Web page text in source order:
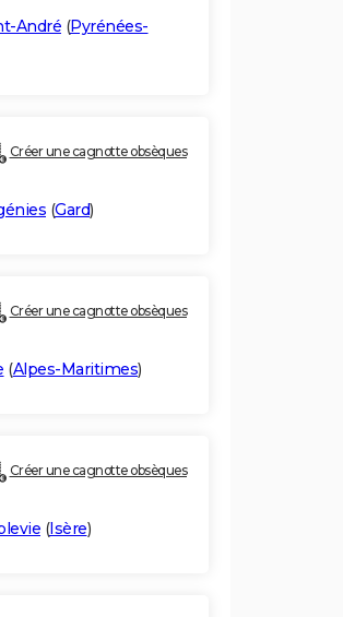
André (Pyrénées-
Créer une cagnotte obsèques
(Gard)
Créer une cagnotte obsèques
(Alpes-Maritimes)
Créer une cagnotte obsèques
(Isère)